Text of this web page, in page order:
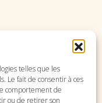
telles que les
Le fait de consentir à ces
comportement de
ou de retirer son